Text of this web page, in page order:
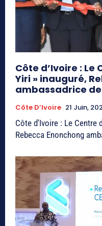
Côte d’Ivoire : Le
Yiri » inauguré,
ambassadrice
Côte D’Ivoire 21 Juin,
Côte d'Ivoire : Le Centre
Rebecca Enonchong